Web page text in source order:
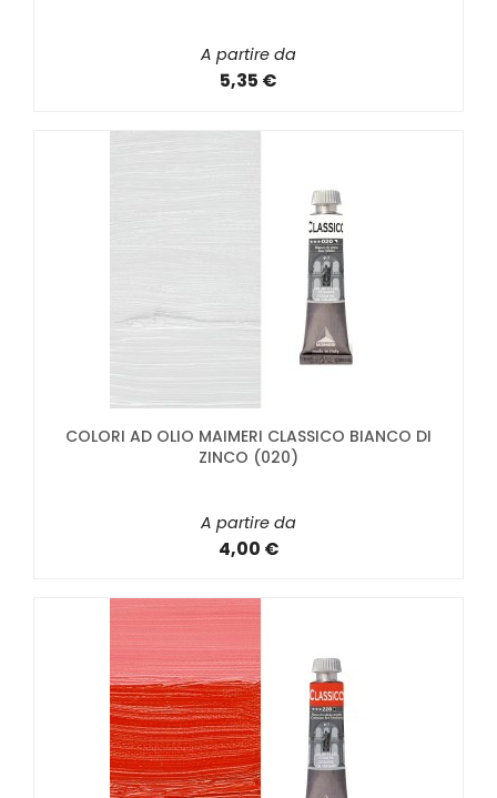
A partire da
5,35 €
COLORI AD OLIO MAIMERI CLASSICO BIANCO DI
ZINCO (020)
A partire da
4,00 €